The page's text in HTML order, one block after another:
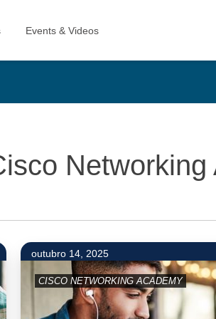
Networking
outubro 14, 2025
CISCO NETWORKING ACADEMY